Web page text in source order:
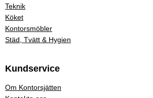
Teknik
Köket
Kontorsmöbler
Städ, Tvätt & Hygien
Kundservice
Om Kontorsjätten